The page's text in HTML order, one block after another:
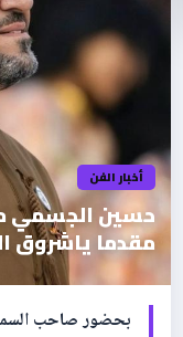
أخبار الفن
حسين الجسمي
مقدما ياشروق
بحضور صاحب